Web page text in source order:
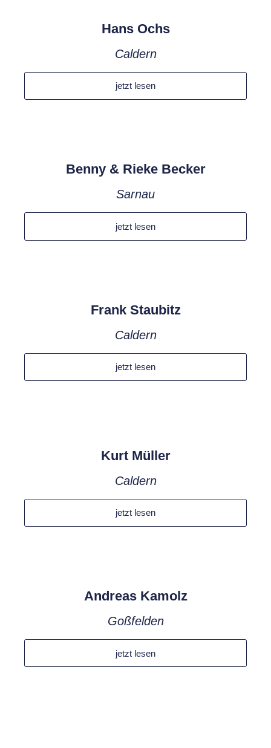
Hans Ochs
Caldern
jetzt lesen
Benny & Rieke Becker
Sarnau
jetzt lesen
Frank Staubitz
Caldern
jetzt lesen
Kurt Müller
Caldern
jetzt lesen
Andreas Kamolz
Goßfelden
jetzt lesen